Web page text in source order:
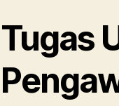
Tugas